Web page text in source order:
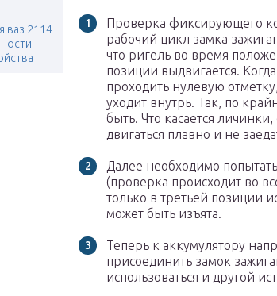
ваз 2114
Проверка фиксирующего
рабочий цикл замка
что ригель во время
позиции выдвигается.
проходить нулевую
уходит внутрь. Так, по
быть. Что касается личинки,
двигаться плавно и не
Далее необходимо
(проверка происходит во
только в третьей позиции
может быть изъята.
Теперь к аккумулятору
присоединить замок
использоваться и другой